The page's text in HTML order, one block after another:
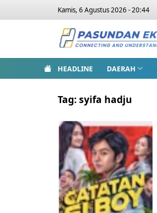
Kamis, 6 Agustus 2026 - 20:44
HEADLINE DAERAH
Tag:syifa hadju